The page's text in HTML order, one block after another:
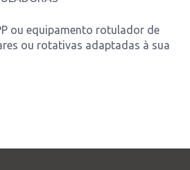
ou equipamento rotulador de
ou rotativas adaptadas à sua